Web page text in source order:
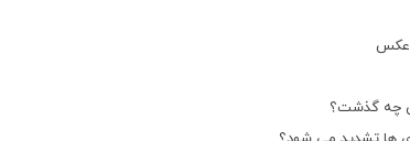
عکس
چه گذشت؟